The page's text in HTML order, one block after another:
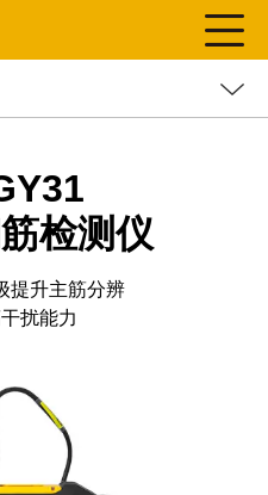
检测仪
提升主筋分辨
扰能力